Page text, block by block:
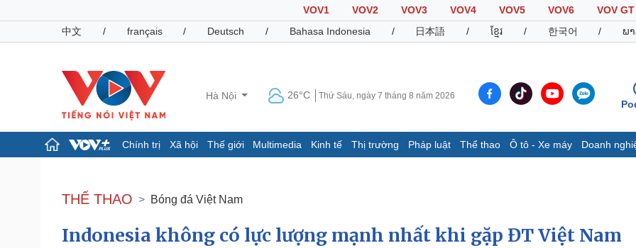
VOV1 VOV2 VOV3 VOV4 VOV5 VOV6
VOV GT
中文
/ français / Deutsch / Bahasa Indonesia / 日本語 / ខ្មែរ / 한국어 / ພ
Hà Nội 26°C Thứ Sáu, ngày 7 tháng 8 năm 2026
Chính trị Xã hội Thế giới Multimedia Kinh tế Thị trường Pháp luật Thể thao Ô tô - Xe máy Doanh
Đảng
Tổ chức nhân sự
Nhận diện sự thật
Tin 24h
Dự báo thời tiết
Dấu ấn VOV
Infographic
THỂ THAO Bóng đá Việt Nam
Indonesia không có lực lượng mạnh nhất khi gặp ĐT Việt Nam